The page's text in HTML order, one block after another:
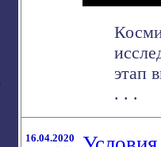
этап
. . .
16.04.2020